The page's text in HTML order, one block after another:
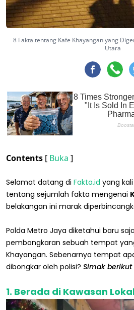
8 Fakta tentang Kafe Khayangan yang
Utara
Contents [ Buka ]
Selamat datang di Fakta.id yang
tentang sejumlah fakta mengenai
belakangan ini marak
Polda Metro Jaya diketahui baru
pembongkaran sebuah tempat
Khayangan. Sebenarnya tempat
dibongkar oleh polisi? Simak
1. Berada di Kawasan